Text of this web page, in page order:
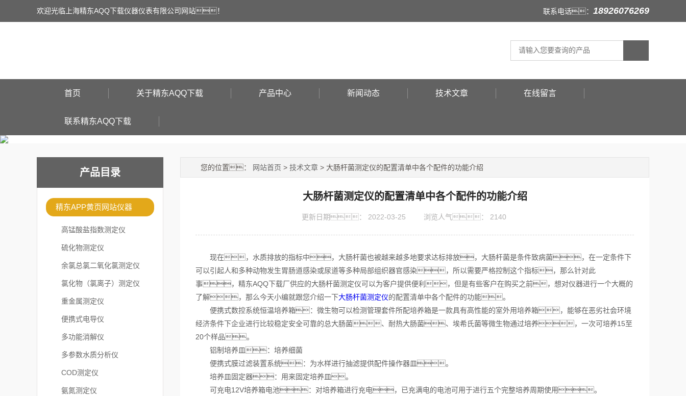
欢迎光临上海精东AQQ下载仪器仪表有限公司网站！ 联系电话： 18926076269
首页 关于精东AQQ下载 产品中心 新闻动态 技术文章 在线留言
联系精东AQQ下载
产品目录
精东APP黄页网站仪器
高锰酸盐指数测定仪
硫化物测定仪
余氯总氯二氧化氯测定仪
氯化物（氯离子）测定仪
重金属测定仪
便携式电导仪
多功能消解仪
多参数水质分析仪
COD测定仪
氨氮测定仪
您的位置： 网站首页 > 技术文章 > 大肠杆菌测定仪的配置清单中各个配件的功能介绍
大肠杆菌测定仪的配置清单中各个配件的功能介绍
更新日期： 2022-03-25 浏览人气： 2140
现在，水质排放的指标中，大肠杆菌也被越来越多地要求达标排放，大肠杆菌是条件致病菌，在一定条件下
可以引起人和多种动物发生胃肠道感染或尿道等多种局部组织器官感染，所以需要严格控制这个指标，那么针对此
事，精东AQQ下载厂供应的大肠杆菌测定仪可以为客户提供便利，但是有些客户在购买之前，想对仪器进行一个大概的
了解，那么今天小编就跟您介绍一下大肠杆菌测定仪的配置清单中各个配件的功能。
便携式数控系统恒温培养箱：微生物可以检测管理套件所配培养箱是一款具有高性能的室外用培养箱，能够在恶劣社会环境
经济条件下企业进行比较稳定安全可靠的总大肠菌、耐热大肠菌、埃希氏菌等微生物通过培养，一次可培养15至
20个样品。
铝制培养皿：培养细菌
便携式膜过滤装置系统：为水样进行抽滤提供配件操作器皿。
培养皿固定器：用来固定培养皿。
可充电12V培养箱电池：对培养箱进行充电，已充满电的电池可用于进行五个完整培养周期使用。